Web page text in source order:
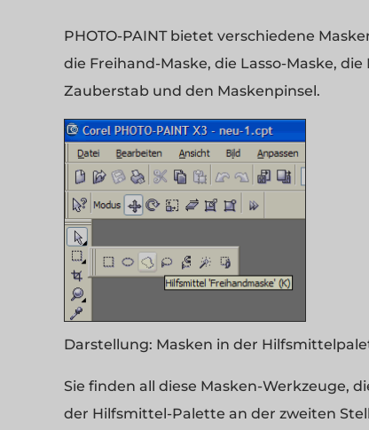
PHOTO-PAINT bietet verschiedene
die Freihand-Maske, die Lasso-Maske,
Zauberstab und den Maskenpinsel.
Darstellung: Masken in der
Sie finden all diese Masken-Werkzeuge,
der Hilfsmittel-Palette an der zweiten